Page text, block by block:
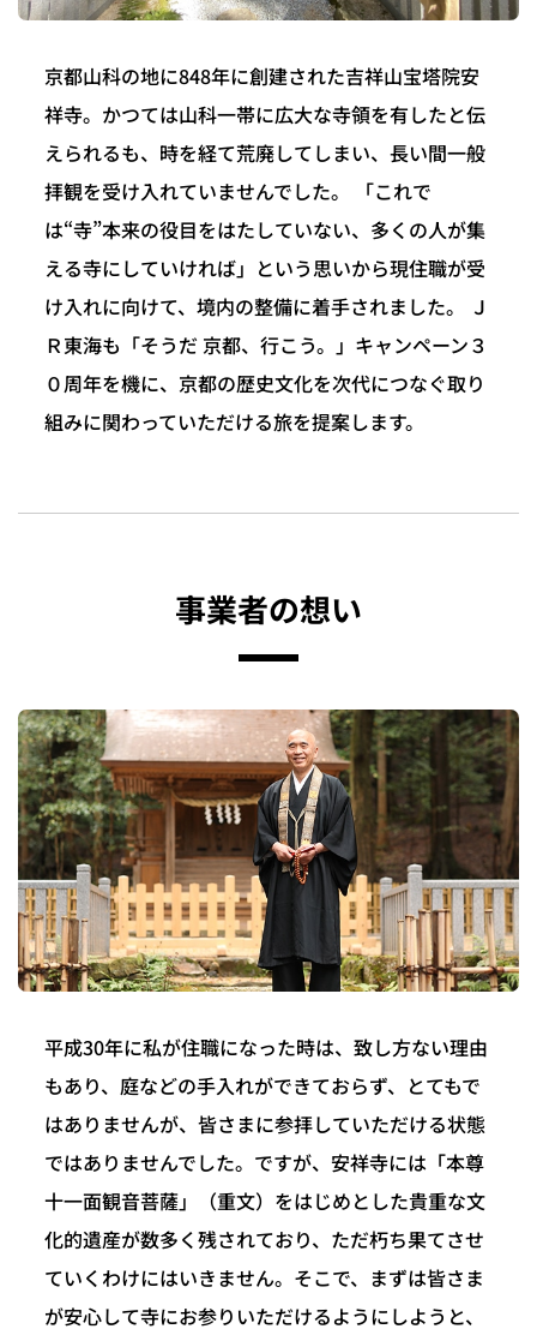
京都山科の地に848年に創建された吉祥山宝塔院安
祥寺。かつては山科一帯に広大な寺領を有したと伝
えられるも、時を経て荒廃してしまい、長い間一般
拝観を受け入れていませんでした。 「これで
は“寺”本来の役目をはたしていない、多くの人が集
える寺にしていければ」という思いから現住職が受
け入れに向けて、境内の整備に着手されました。 Ｊ
Ｒ東海も「そうだ 京都、行こう。」キャンペーン３
０周年を機に、京都の歴史文化を次代につなぐ取り
組みに関わっていただける旅を提案します。
事業者の想い
平成30年に私が住職になった時は、致し方ない理由
もあり、庭などの手入れができておらず、とてもで
はありませんが、皆さまに参拝していただける状態
ではありませんでした。ですが、安祥寺には「本尊
十一面観音菩薩」（重文）をはじめとした貴重な文
化的遺産が数多く残されており、ただ朽ち果てさせ
ていくわけにはいきません。そこで、まずは皆さま
が安心して寺にお参りいただけるようにしようと、